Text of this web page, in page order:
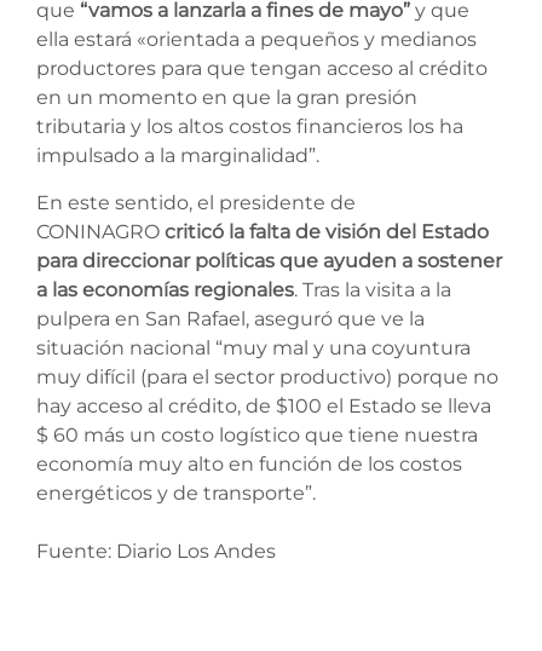
que “vamos a lanzarla a fines de mayo” y que
ella estará «orientada a pequeños y medianos
productores para que tengan acceso al crédito
en un momento en que la gran presión
tributaria y los altos costos financieros los ha
impulsado a la marginalidad”.
En este sentido, el presidente de
CONINAGRO criticó la falta de visión del Estado
para direccionar políticas que ayuden a sostener
a las economías regionales. Tras la visita a la
pulpera en San Rafael, aseguró que ve la
situación nacional “muy mal y una coyuntura
muy difícil (para el sector productivo) porque no
hay acceso al crédito, de $100 el Estado se lleva
$ 60 más un costo logístico que tiene nuestra
economía muy alto en función de los costos
energéticos y de transporte”.
Fuente: Diario Los Andes